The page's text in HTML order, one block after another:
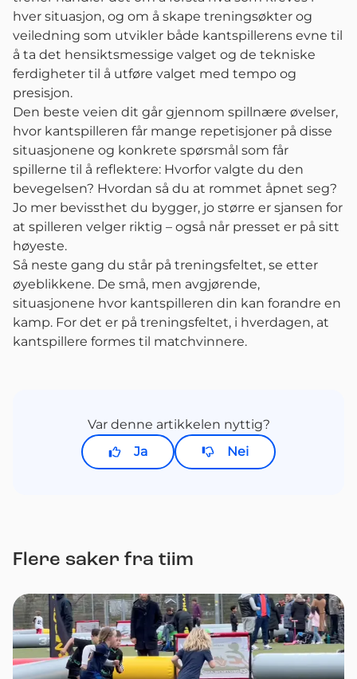
hver situasjon, og om å skape treningsøkter og
veiledning som utvikler både kantspillerens evne til
å ta det hensiktsmessige valget og de tekniske
ferdigheter til å utføre valget med tempo og
presisjon.
Den beste veien dit går gjennom spillnære øvelser,
hvor kantspilleren får mange repetisjoner på disse
situasjonene og konkrete spørsmål som får
spillerne til å reflektere: Hvorfor valgte du den
bevegelsen? Hvordan så du at rommet åpnet seg?
Jo mer bevissthet du bygger, jo større er sjansen for
at spilleren velger riktig – også når presset er på sitt
høyeste.
Så neste gang du står på treningsfeltet, se etter
øyeblikkene. De små, men avgjørende,
situasjonene hvor kantspilleren din kan forandre en
kamp. For det er på treningsfeltet, i hverdagen, at
kantspillere formes til matchvinnere.
Var denne artikkelen nyttig?
Ja
Nei
Flere saker fra tiim